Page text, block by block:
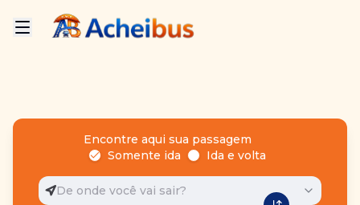
Encontre aqui sua passagem
Somente ida
Ida e volta
De onde você vai sair?